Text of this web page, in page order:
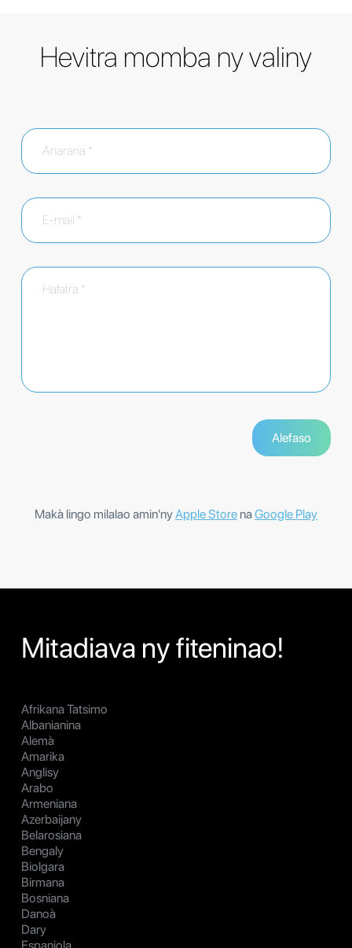
Hevitra momba ny valiny
Makà lingo milalao amin'nyApple Store naGoogle Play
Mitadiava ny fiteninao!
Afrikana Tatsimo
Albanianina
Alemà
Amarika
Anglisy
Arabo
Armeniana
Azerbaijany
Belarosiana
Bengaly
Biolgara
Birmana
Bosniana
Danoà
Dary
Espaniola